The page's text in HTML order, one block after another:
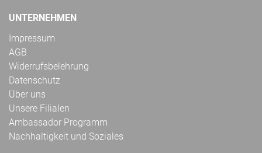
UNTERNEHMEN
Impressum
AGB
Widerrufsbelehrung
Datenschutz
Über uns
Unsere Filialen
Ambassador Programm
Nachhaltigkeit und Soziales